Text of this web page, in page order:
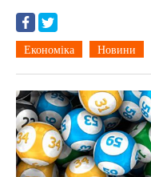
Економіка Новини